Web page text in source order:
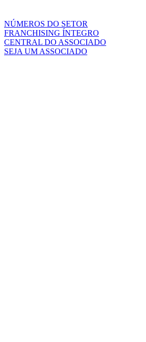
NÚMEROS DO SETOR
FRANCHISING ÍNTEGRO
CENTRAL DO ASSOCIADO
SEJA UM ASSOCIADO